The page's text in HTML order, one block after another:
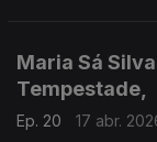
Maria Sá
Tempestade,
Ep. 20
17 abr.